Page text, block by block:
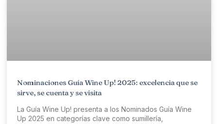
Nominaciones Guía Wine Up! 2025: excelencia que se
sirve, se cuenta y se visita
La Guía Wine Up! presenta a los Nominados Guía Wine
Up 2025 en categorías clave como sumillería,